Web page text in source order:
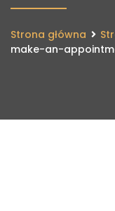
Strona główna
make-an-